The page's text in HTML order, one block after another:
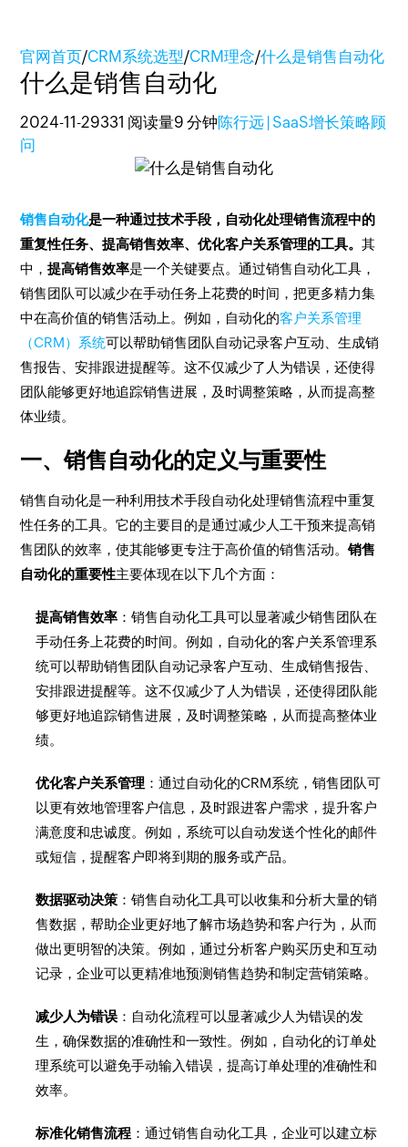
官网首页/CRM系统选型/CRM理念/什么是销售自动化
什么是销售自动化
2024-11-29331 阅读量9 分钟陈行远 | SaaS增长策略顾
问
销售自动化是一种通过技术手段，自动化处理销售流程中的
重复性任务、提高销售效率、优化客户关系管理的工具。其
中，提高销售效率是一个关键要点。通过销售自动化工具，
销售团队可以减少在手动任务上花费的时间，把更多精力集
中在高价值的销售活动上。例如，自动化的客户关系管理
（CRM）系统可以帮助销售团队自动记录客户互动、生成销
售报告、安排跟进提醒等。这不仅减少了人为错误，还使得
团队能够更好地追踪销售进展，及时调整策略，从而提高整
体业绩。
一、销售自动化的定义与重要性
销售自动化是一种利用技术手段自动化处理销售流程中重复
性任务的工具。它的主要目的是通过减少人工干预来提高销
售团队的效率，使其能够更专注于高价值的销售活动。销售
自动化的重要性主要体现在以下几个方面：
提高销售效率 ：销售自动化工具可以显著减少销售团队在
手动任务上花费的时间。例如，自动化的客户关系管理系
统可以帮助销售团队自动记录客户互动、生成销售报告、
安排跟进提醒等。这不仅减少了人为错误，还使得团队能
够更好地追踪销售进展，及时调整策略，从而提高整体业
绩。
优化客户关系管理 ：通过自动化的CRM系统，销售团队可
以更有效地管理客户信息，及时跟进客户需求，提升客户
满意度和忠诚度。例如，系统可以自动发送个性化的邮件
或短信，提醒客户即将到期的服务或产品。
数据驱动决策 ：销售自动化工具可以收集和分析大量的销
售数据，帮助企业更好地了解市场趋势和客户行为，从而
做出更明智的决策。例如，通过分析客户购买历史和互动
记录，企业可以更精准地预测销售趋势和制定营销策略。
减少人为错误 ：自动化流程可以显著减少人为错误的发
生，确保数据的准确性和一致性。例如，自动化的订单处
理系统可以避免手动输入错误，提高订单处理的准确性和
效率。
标准化销售流程 ：通过销售自动化工具，企业可以建立标